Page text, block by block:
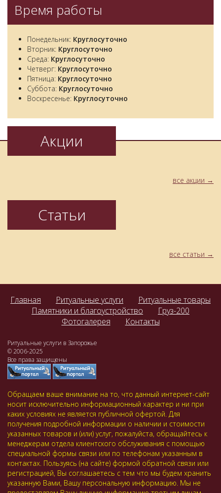
Время работы
Понедельник: Круглосуточно
Вторник: Круглосуточно
Среда: Круглосуточно
Четверг: Круглосуточно
Пятница: Круглосуточно
Суббота: Круглосуточно
Воскресенье: Круглосуточно
Акции
все акции
Статьи
все статьи
Главная Ритуальные услуги
Ритуальные товары
Памятники и благоустройство
Груз-200
Фотогалерея
Контакты
Ритуальные услуги в Запорожье
© 2006-2025
Все права защищены
Обращаем ваше внимание на то, что данный интернет-сайт
носит исключительно информационный характер и ни при
каких условиях не является публичной офертой. Для
получения подробной информации о наличии и стоимости
указанных товаров и (или) услуг, пожалуйста, обращайтесь к
менеджерам отдела клиентского обслуживания с помощью
специальной формы связи или по телефонам указанным в
контактах. Пользуясь (на сайте) формой обратной связи или
регистрацией, Вы соглашаетесь с тем что мы будем хранить
указанную Вами, Вашу персональную информацию. Мы не